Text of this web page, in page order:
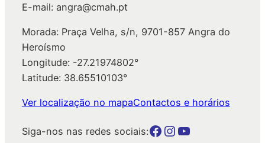
E-mail: angra@cmah.pt
Morada: Praça Velha, s/n, 9701-857 Angra do
Heroísmo
Longitude: -27.21974802°
Latitude: 38.65510103°
Ver localização no mapaContactos e horários
Siga-nos nas redes sociais:Botão para a página da autarquia no Facebook Botão para a página da autarquia no Instagram Botão para a página da autarquia no Youtube